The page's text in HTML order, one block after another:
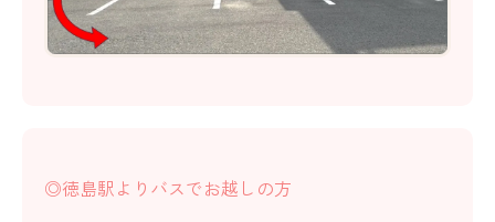
◎徳島駅よりバスでお越しの方